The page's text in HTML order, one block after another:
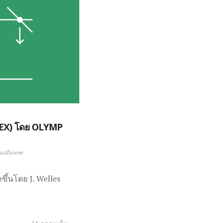
โดย OLYMP
งมือเทรด
นโดย J. Welles